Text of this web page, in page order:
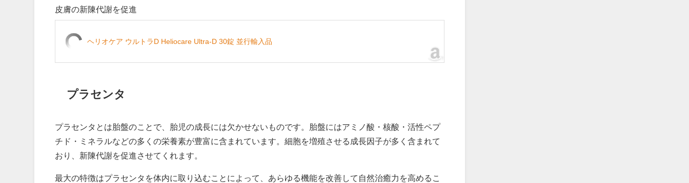
皮膚の新陳代謝を促進
ヘリオケア ウルトラD Heliocare Ultra-D 30錠 並行輸入品
プラセンタ
プラセンタとは胎盤のことで、胎児の成長には欠かせないものです。胎盤にはアミノ酸・核酸・活性ペプ
チド・ミネラルなどの多くの栄養素が豊富に含まれています。細胞を増殖させる成長因子が多く含まれて
おり、新陳代謝を促進させてくれます。
最大の特徴はプラセンタを体内に取り込むことによって、あらゆる機能を改善して自然治癒力を高めるこ